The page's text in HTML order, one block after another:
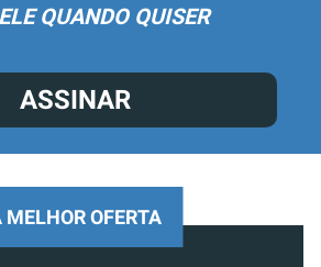
QUANDO QUISER
ASSINAR
MELHOR OFERTA